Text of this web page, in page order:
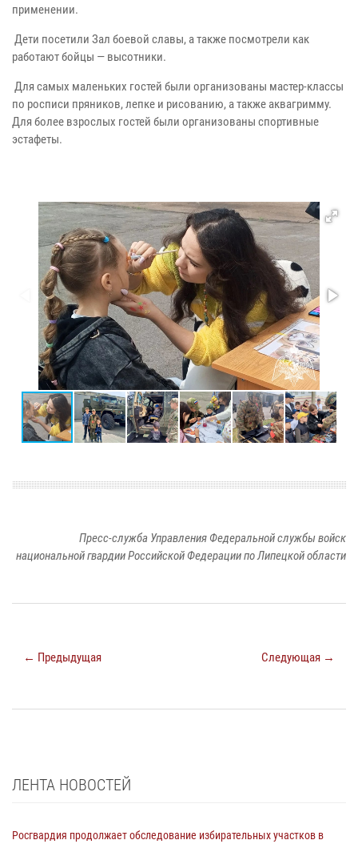
применении.
Дети посетили Зал боевой славы, а также посмотрели как
работают бойцы — высотники.
Для самых маленьких гостей были организованы мастер-классы
по росписи пряников, лепке и рисованию, а также аквагримму.
Для более взрослых гостей были организованы спортивные
эстафеты.
Пресс-служба Управления Федеральной службы войск
национальной гвардии Российской Федерации по Липецкой области
← Предыдущая Следующая →
ЛЕНТА НОВОСТЕЙ
Росгвардия продолжает обследование избирательных участков в